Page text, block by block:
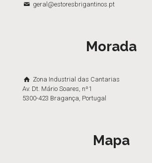
geral@estoresbrigantinos.pt
Morada
Zona Industrial das Cantarias
Av. Dt. Mário Soares, nº1
5300-423 Bragança, Portugal
Mapa